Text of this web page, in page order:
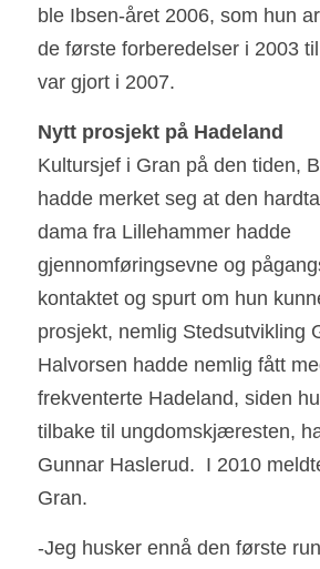
ble Ibsen-året 2006, som hun
de første forberedelser i 2003
var gjort i 2007.
Kultursjef i Gran på den tiden,
hadde merket seg at den
dama fra Lillehammer hadde
gjennomføringsevne og
kontaktet og spurt om hun
prosjekt, nemlig Stedsutvikling
Halvorsen hadde nemlig fått
frekventerte Hadeland, siden
tilbake til ungdomskjæresten,
Gunnar Haslerud.  I 2010
Gran.
-Jeg husker ennå den første